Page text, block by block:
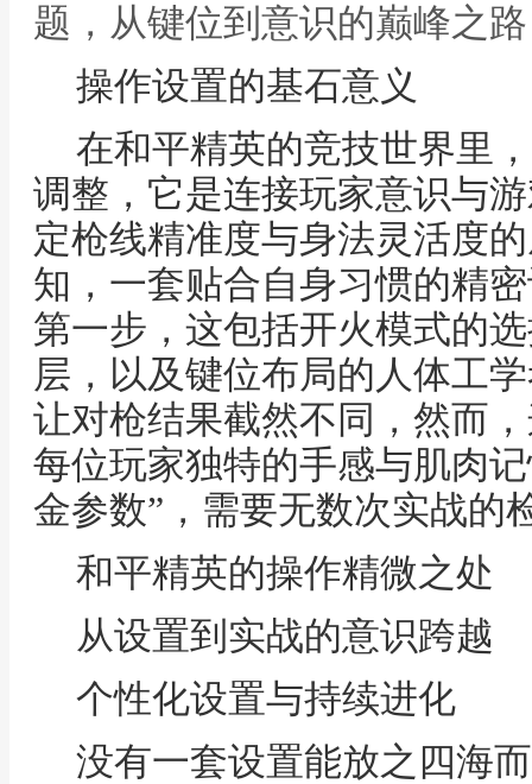
题，从键位到意识的巅峰之路
操作设置的基石意义
在和平精英的竞技世界里
调整，它是连接玩家意识与
定枪线精准度与身法灵活度
知，一套贴合自身习惯的精
第一步，这包括开火模式的
层，以及键位布局的人体工
让对枪结果截然不同，然而
每位玩家独特的手感与肌肉
金参数”，需要无数次实战的
和平精英的操作精微之处
从设置到实战的意识跨越
个性化设置与持续进化
没有一套设置能放之四海